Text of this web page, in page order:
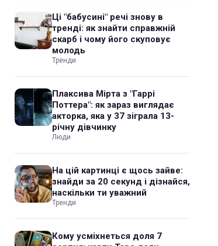
Ці "бабусині" речі знову в
тренді: як знайти справжній
скарб і чому його скуповує
молодь
Тренди
Плаксива Мірта з "Гаррі
Поттера": як зараз виглядає
акторка, яка у 37 зіграла 13-
річну дівчинку
Люди
На цій картинці є щось зайве:
знайди за 20 секунд і дізнайся,
наскільки ти уважний
Тренди
Кому усміхнеться доля 7